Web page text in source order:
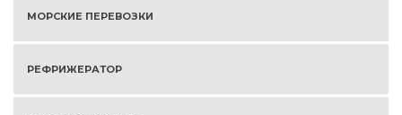
МОРСКИЕ ПЕРЕВОЗКИ
РЕФРИЖЕРАТОР